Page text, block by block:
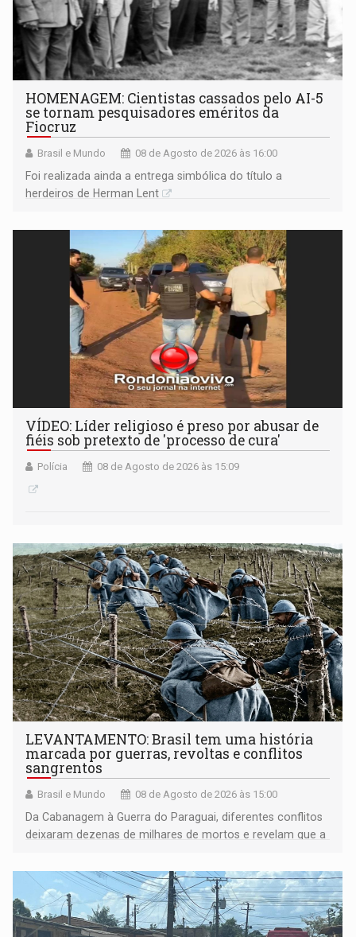
HOMENAGEM: Cientistas cassados pelo AI-5
se tornam pesquisadores eméritos da
Fiocruz
Brasil e Mundo 08 de Agosto de 2026 às 16:00
Foi realizada ainda a entrega simbólica do título a
herdeiros de Herman Lent
VÍDEO: Líder religioso é preso por abusar de
fiéis sob pretexto de 'processo de cura'
Polícia 08 de Agosto de 2026 às 15:09
LEVANTAMENTO: Brasil tem uma história
marcada por guerras, revoltas e conflitos
sangrentos
Brasil e Mundo 08 de Agosto de 2026 às 15:00
Da Cabanagem à Guerra do Paraguai, diferentes conflitos
deixaram dezenas de milhares de mortos e revelam que a
territoriais e sociais